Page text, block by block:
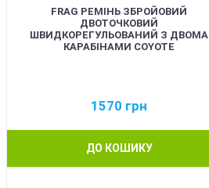
FRAG РЕМІНЬ ЗБРОЙОВИЙ
ДВОТОЧКОВИЙ
ШВИДКОРЕГУЛЬОВАНИЙ З ДВОМА
КАРАБІНАМИ COYOTE
1570 грн
ДО КОШИКУ